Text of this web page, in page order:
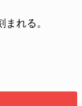
れる。